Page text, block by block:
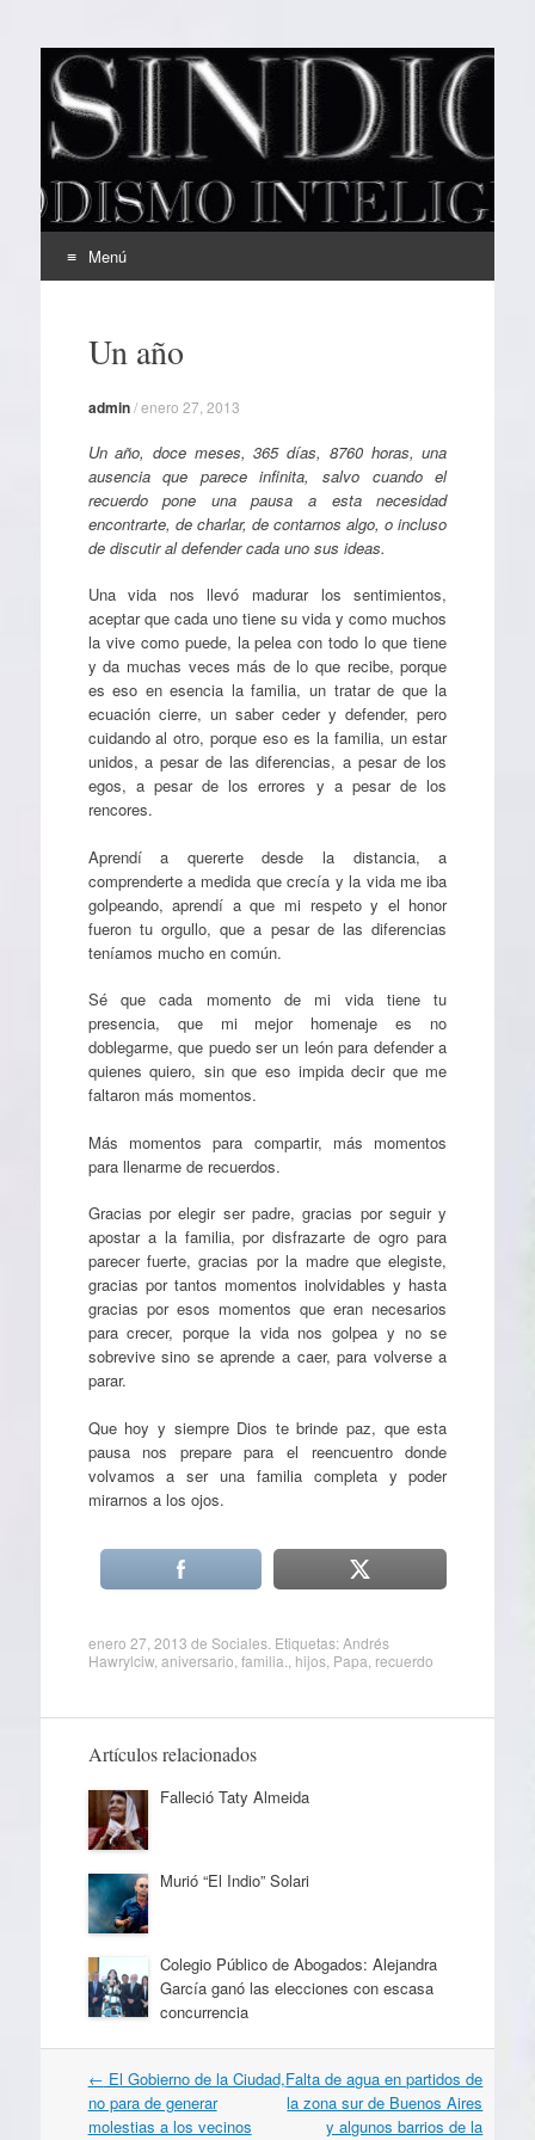
EL SINDICAL
Periodismo Inteligente
Menú
contenidoUn año
admin/enero 27, 2013
Un año, doce meses, 365 días, 8760 horas, una
ausencia que parece infinita, salvo cuando el
recuerdo pone una pausa a esta necesidad
encontrarte, de charlar, de contarnos algo, o incluso
de discutir al defender cada uno sus ideas.
Una vida nos llevó madurar los sentimientos,
aceptar que cada uno tiene su vida y como muchos
la vive como puede, la pelea con todo lo que tiene
y da muchas veces más de lo que recibe, porque
es eso en esencia la familia, un tratar de que la
ecuación cierre, un saber ceder y defender, pero
cuidando al otro, porque eso es la familia, un estar
unidos, a pesar de las diferencias, a pesar de los
egos, a pesar de los errores y a pesar de los
rencores.
Aprendí a quererte desde la distancia, a
comprenderte a medida que crecía y la vida me iba
golpeando, aprendí a que mi respeto y el honor
fueron tu orgullo, que a pesar de las diferencias
teníamos mucho en común.
Sé que cada momento de mi vida tiene tu
presencia, que mi mejor homenaje es no
doblegarme, que puedo ser un león para defender a
quienes quiero, sin que eso impida decir que me
faltaron más momentos.
Más momentos para compartir, más momentos
para llenarme de recuerdos.
Gracias por elegir ser padre, gracias por seguir y
apostar a la familia, por disfrazarte de ogro para
parecer fuerte, gracias por la madre que elegiste,
gracias por tantos momentos inolvidables y hasta
gracias por esos momentos que eran necesarios
para crecer, porque la vida nos golpea y no se
sobrevive sino se aprende a caer, para volverse a
parar.
Que hoy y siempre Dios te brinde paz, que esta
pausa nos prepare para el reencuentro donde
volvamos a ser una familia completa y poder
mirarnos a los ojos.
enero 27, 2013 de Sociales. Etiquetas:Andrés
Hawrylciw, aniversario familia. hijos, Papa recuerdo
Artículos relacionados
Falleció Taty Almeida
Murió “El Indio” Solari
Colegio Público de Abogados: Alejandra
García ganó las elecciones con escasa
concurrencia
Navegación
por
artículos
← El Gobierno de la Ciudad,
no para de generar
molestias a los vecinos
Falta de agua en partidos de
la zona sur de Buenos Aires
y algunos barrios de la